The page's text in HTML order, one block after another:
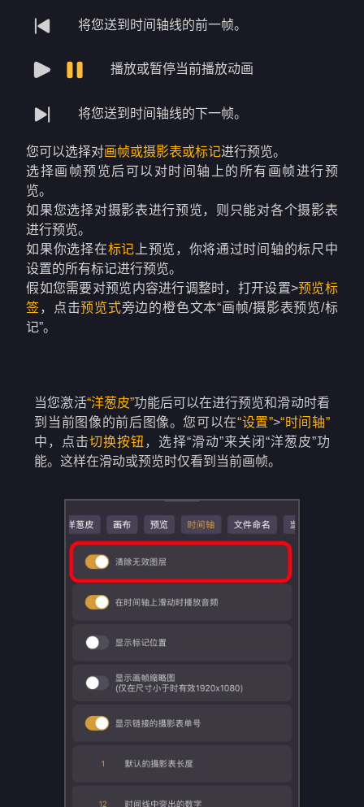
将您送到时间轴线的前一帧。
播放或暂停当前播放动画
将您送到时间轴线的下一帧。
您可以选择对画帧或摄影表或标记进行预览。
选择画帧预览后可以对时间轴上的所有画帧进行预
览。
如果您选择对摄影表进行预览，则只能对各个摄影表
进行预览。
如果你选择在标记 上预览，你将通过时间轴的标尺中
设置的所有标记进行预览。
假如您需要对预览内容进行调整时，打开设置>预览标
签，点击预览式旁边的橙色文本“画帧/摄影表预览/标
记”。
当您激活“洋葱皮”功能后可以在进行预览和滑动时看
到当前图像的前后图像。您可以在“设置”>“时间轴”
中，点击切换按钮 ，选择“滑动”来关闭“洋葱皮”功
能。这样在滑动或预览时仅看到当前画帧。